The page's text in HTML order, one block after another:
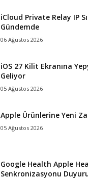
iCloud Private Relay IP
Gündemde
06 Ağustos 2026
iOS 27 Kilit Ekranına
Geliyor
05 Ağustos 2026
Apple Ürünlerine Yeni
05 Ağustos 2026
Google Health Apple
Senkronizasyonu